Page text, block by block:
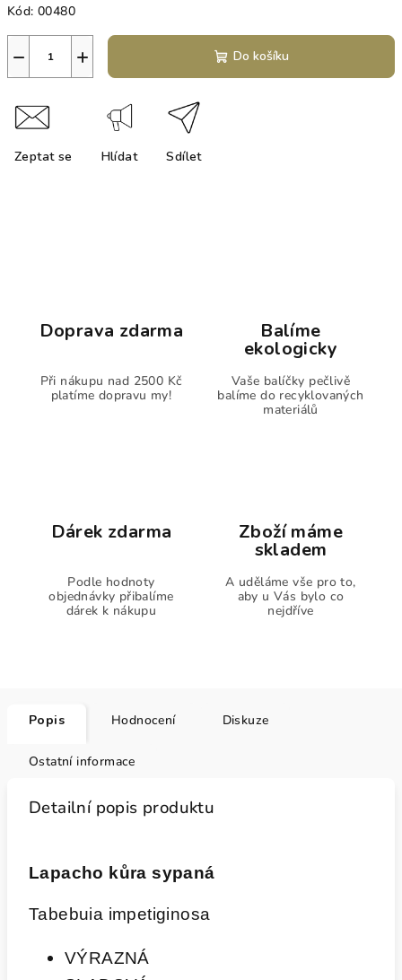
Kód: 00480
+
− Do košíku
Zeptat se Hlídat Sdílet
Doprava zdarma
Při nákupu nad 2500 Kč
platíme dopravu my!
Balíme
ekologicky
Vaše balíčky pečlivě
balíme do recyklovaných
materiálů
Dárek zdarma
Podle hodnoty
objednávky přibalíme
dárek k nákupu
Zboží máme
skladem
A uděláme vše pro to,
aby u Vás bylo co
nejdříve
Popis Hodnocení Diskuze
Ostatní informace
Detailní popis produktu
Lapacho kůra sypaná
Tabebuia impetiginosa
VÝRAZNÁ